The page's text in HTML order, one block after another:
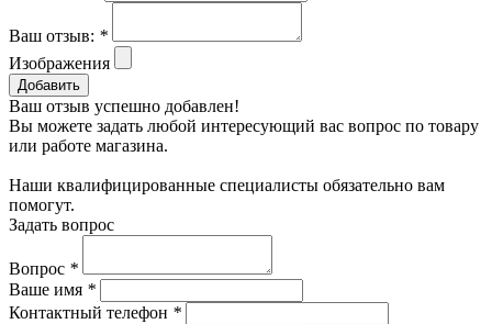
Ваш отзыв: *
Изображения
Добавить
Ваш отзыв успешно добавлен!
Вы можете задать любой интересующий вас вопрос по товару
или работе магазина.
Наши квалифицированные специалисты обязательно вам
помогут.
Задать вопрос
Вопрос *
Ваше имя *
Контактный телефон *